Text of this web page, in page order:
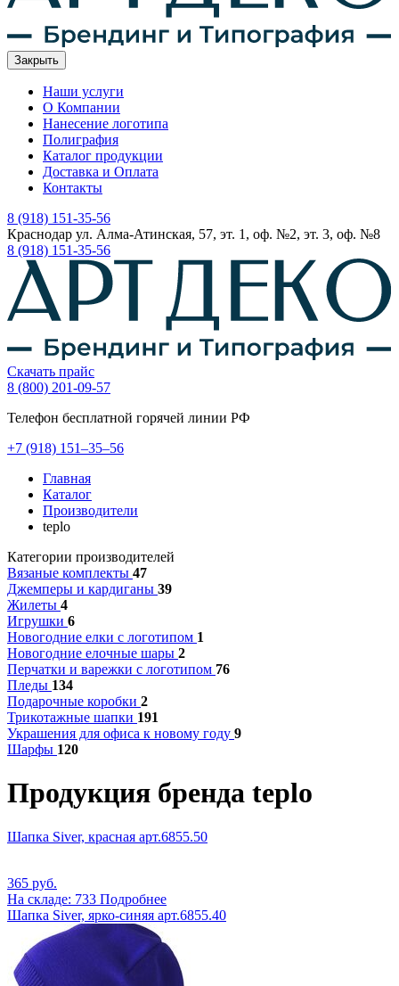
Закрыть
Наши услуги
О Компании
Нанесение логотипа
Полиграфия
Каталог продукции
Доставка и Оплата
Контакты
8 (918) 151-35-56
Краснодар ул. Алма-Атинская, 57, эт. 1, оф. №2, эт. 3, оф. №8
8 (918) 151-35-56
Скачать прайс
8 (800) 201-09-57
Телефон бесплатной горячей линии РФ
+7 (918) 151–35–56
Главная
Каталог
Производители
teplo
Категории производителей
Вязаные комплекты 47
Джемперы и кардиганы 39
Жилеты 4
Игрушки 6
Новогодние елки с логотипом 1
Новогодние елочные шары 2
Перчатки и варежки с логотипом 76
Пледы 134
Подарочные коробки 2
Трикотажные шапки 191
Украшения для офиса к новому году 9
Шарфы 120
Продукция бренда teplo
Шапка Siver, красная арт.6855.50
365 руб.
На складе: 733 Подробнее
Шапка Siver, ярко-синяя арт.6855.40